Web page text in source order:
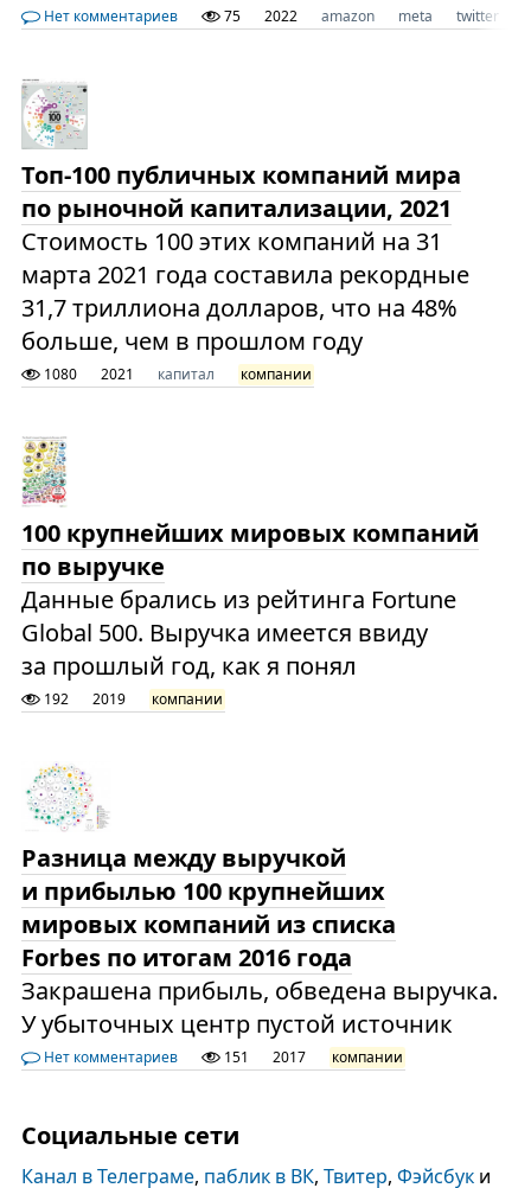
Нет комментариев 75 2022 amazon meta twitter
Топ-100 публичных компаний мира
по рыночной капитализации, 2021
Стоимость 100 этих компаний на 31
марта 2021 года составила рекордные
31,7 триллиона долларов, что на 48%
больше, чем в прошлом году
1080 2021 капитал компании
100 крупнейших мировых компаний
по выручке
Данные брались из рейтинга Fortune
Global 500. Выручка имеется ввиду
за прошлый год, как я понял
192 2019 компании
Разница между выручкой
и прибылью 100 крупнейших
мировых компаний из списка
Forbes по итогам 2016 года
Закрашена прибыль, обведена выручка.
У убыточных центр пустой источник
Нет комментариев 151 2017 компании
Социальные сети
Канал в Телеграме, паблик в ВК, Твитер, Фэйсбуки